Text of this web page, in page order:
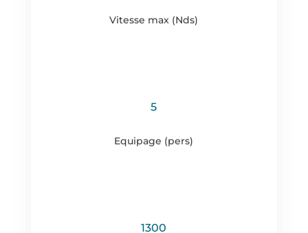
Vitesse max (Nds)
5
Equipage (pers)
1300